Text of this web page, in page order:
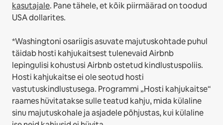
kasutajale. Pane tähele, et kõik piirmäärad on toodud
USA dollarites.
*Washingtoni osariigis asuvate majutuskohtade puhul
täidab hosti kahjukaitsest tulenevaid Airbnb
lepingulisi kohustusi Airbnb ostetud kindlustuspoliis.
Hosti kahjukaitse ei ole seotud hosti
vastutuskindlustusega. Programmi „Hosti kahjukaitse“
raames hüvitatakse sulle teatud kahju, mida külaline
sinu majutuskohale ja asjadele põhjustas, kui külaline